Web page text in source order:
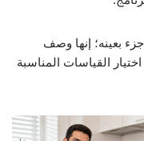
بعينه؛ إنها وصف
القياسات المناسبة